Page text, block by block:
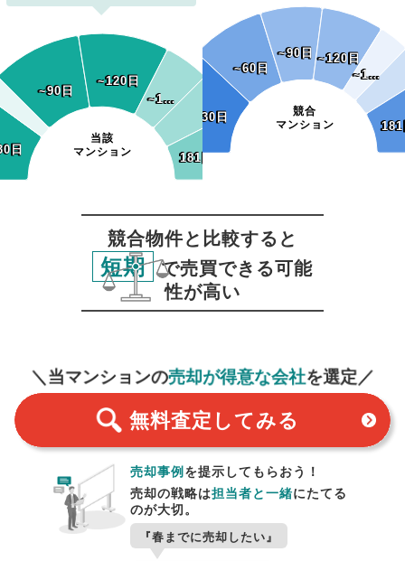
当該
マンション
日
日
~90日
~90日
~120日
~120日
~1…
~1…
181日~
181日~
競合
マンション
~30日
~30日
~60日
~60日
~90日
~90日 ~120日
~120日
~1…
~1…
181
競合物件と比較すると
短期
で売買できる可能
性が高い
＼当マンションの売却が得意な会社を選定／
無料査定 してみる
売却事例 を提示してもらおう！
売却の戦略は担当者と一緒にたてる
のが大切。
『春までに売却したい』